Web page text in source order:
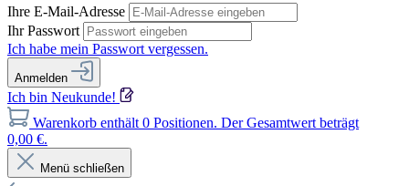
Ihre E-Mail-Adresse
Ihr Passwort
Ich habe mein Passwort vergessen.
Anmelden
Ich bin Neukunde!
Warenkorb enthält 0 Positionen. Der Gesamtwert beträgt
0,00 €.
Menü schließen